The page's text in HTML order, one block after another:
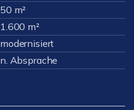
50 m²
1.600 m²
modernisiert
n. Absprache